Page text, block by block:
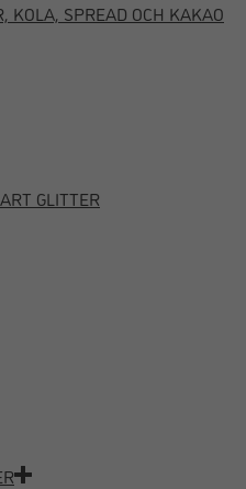
KOLA, SPREAD OCH KAKAO
GLITTER